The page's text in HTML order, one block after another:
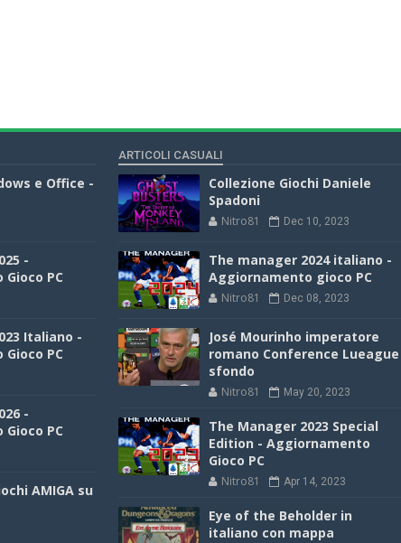
e Office -
-
PC
Italiano -
PC
-
PC
AMIGA su
ARTICOLI CASUALI
Collezione Giochi Daniele
Spadoni
Nitro81 Dec 10, 2023
The manager 2024 italiano -
Aggiornamento gioco PC
Nitro81 Dec 08, 2023
José Mourinho imperatore
romano Conference Lueague
sfondo
Nitro81 May 20, 2023
The Manager 2023 Special
Edition - Aggiornamento
Gioco PC
Nitro81 Apr 14, 2023
Eye of the Beholder in
italiano con mappa